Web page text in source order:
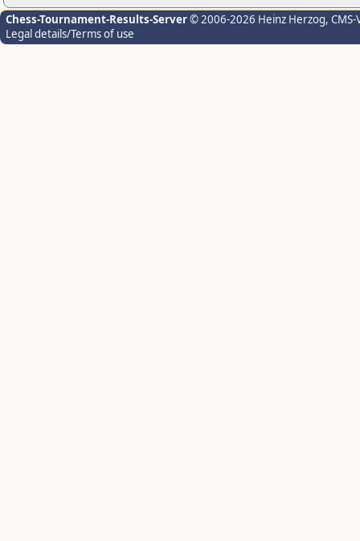
Chess-Tournament-Results-Server© 2006-2026 Heinz Herzog,
Legal details/Terms of use